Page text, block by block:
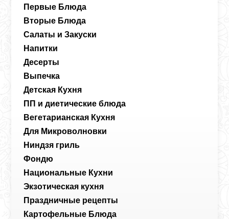
Первые Блюда
Вторые Блюда
Салаты и Закуски
Напитки
Десерты
Выпечка
Детская Кухня
ПП и диетические блюда
Вегетарианская Кухня
Для Микроволновки
Ниндзя гриль
Фондю
Национальные Кухни
Экзотическая кухня
Праздничные рецепты
Картофельные Блюда